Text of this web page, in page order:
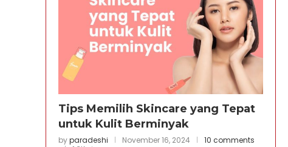
Tips Memilih Skincare yang Tepat
untuk Kulit Berminyak
byparadeshi November 16, 2024
10 comments